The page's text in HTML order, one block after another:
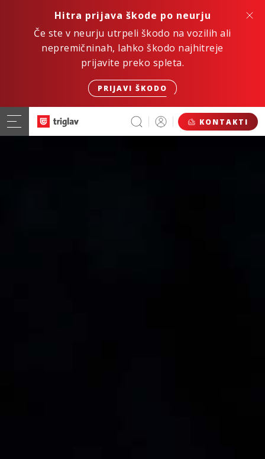
Hitra prijava škode po neurju
Če ste v neurju utrpeli škodo na vozilih ali
nepremičninah, lahko škodo najhitreje
prijavite preko spleta.
PRIJAVI ŠKODO
KONTAKTI